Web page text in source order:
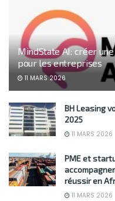
MindState AI: créer
pour les entreprises
11 MARS 2026
BH Leasing
2025
11 MARS 2026
PME et
réussir en
11 MARS 2026